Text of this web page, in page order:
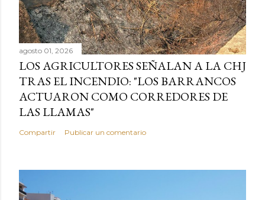
agosto 01, 2026
LOS AGRICULTORES SEÑALAN A LA CHJ
TRAS EL INCENDIO: "LOS BARRANCOS
ACTUARON COMO CORREDORES DE
LAS LLAMAS"
Compartir Publicar un comentario